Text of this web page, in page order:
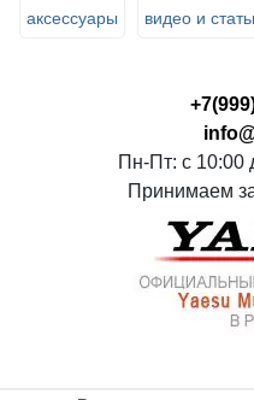
аксессуары видео и
Пн-Пт: с 10:00
Принимаем